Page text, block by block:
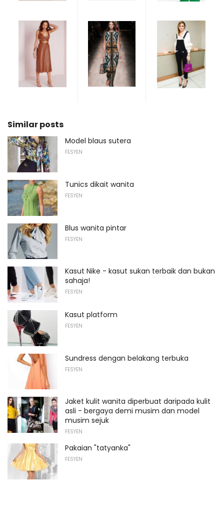
Similar posts
Model blaus sutera
FESYEN
Tunics dikait wanita
FESYEN
Blus wanita pintar
FESYEN
Kasut Nike - kasut sukan terbaik dan bukan
sahaja!
FESYEN
Kasut platform
FESYEN
Sundress dengan belakang terbuka
FESYEN
Jaket kulit wanita diperbuat daripada kulit
asli - bergaya demi musim dan model
musim sejuk
FESYEN
Pakaian "tatyanka"
FESYEN